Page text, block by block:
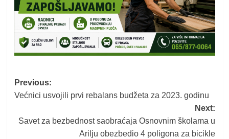
Post
navigation
Previous:
Većnici usvojili prvi rebalans budžeta za 2023. godinu
Next:
Savet za bezbednost saobraćaja Osnovnim školama u
Arilju obezbedio 4 poligona za bicikle